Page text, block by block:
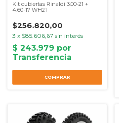
Kit cubiertas Rinaldi 3.00-21 +
4.60-17 WH21
$256.820,00
3 x $85.606,67 sin interés
COMPRAR